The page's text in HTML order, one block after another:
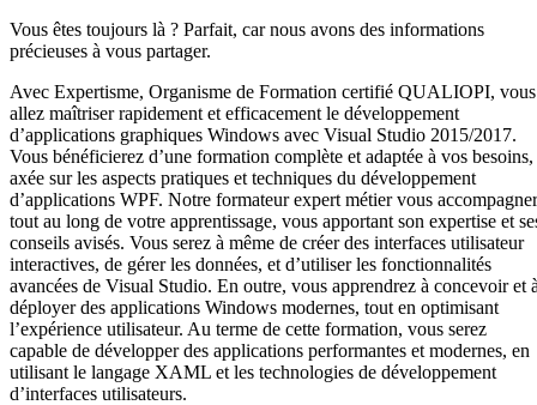
Vous êtes toujours là ? Parfait, car nous avons des informations
précieuses à vous partager.
Avec Expertisme, Organisme de Formation certifié QUALIOPI, vous
allez maîtriser rapidement et efficacement le développement
d’applications graphiques Windows avec Visual Studio 2015/2017.
Vous bénéficierez d’une formation complète et adaptée à vos besoins,
axée sur les aspects pratiques et techniques du développement
d’applications WPF. Notre formateur expert métier vous
tout au long de votre apprentissage, vous apportant son expertise et
conseils avisés. Vous serez à même de créer des interfaces utilisateur
interactives, de gérer les données, et d’utiliser les fonctionnalités
avancées de Visual Studio. En outre, vous apprendrez à concevoir et
déployer des applications Windows modernes, tout en optimisant
l’expérience utilisateur. Au terme de cette formation, vous serez
capable de développer des applications performantes et modernes, en
utilisant le langage XAML et les technologies de développement
d’interfaces utilisateurs.